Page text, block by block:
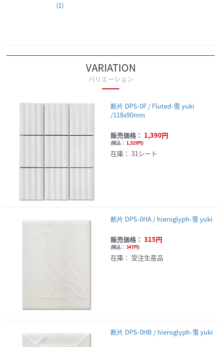
(1)
VARIATION
バリエーション
断片 DPS-0F / Fluted-雪 yuki
/118x90mm
販売価格： 1,390円
(税込： 1,529円)
在庫： 31シート
断片 DPS-0HA / hieroglyph-雪 yuki
販売価格： 315円
(税込： 347円)
在庫： 受注生産品
断片 DPS-0HB / hieroglyph-雪 yuki